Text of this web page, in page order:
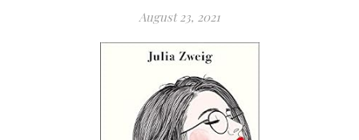
August 23, 2021